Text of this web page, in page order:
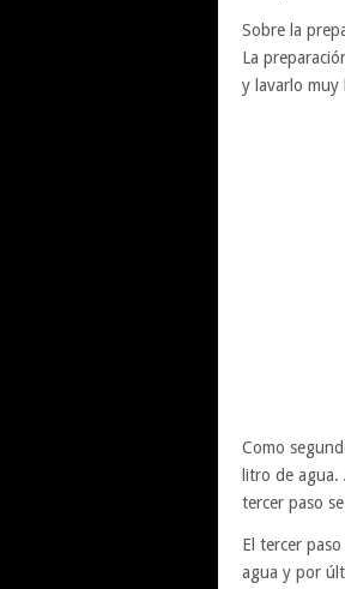
Sobre la
La
y lavarlo muy
Como
litro de
tercer paso
El tercer
agua y por